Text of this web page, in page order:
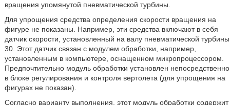
вращения упомянутой пневматической турбины.
Для упрощения средства определения скорости вращения на
фигуре не показаны. Например, эти средства включают в себя
датчик скорости, установленный на валу пневматической турбины
30. Этот датчик связан с модулем обработки, например,
установленным в компьютере, оснащенном микропроцессором.
Предпочтительно модуль обработки установлен непосредственно
в блоке регулирования и контроля вертолета (для упрощения на
фигурах не показан).
Согласно варианту выполнения, этот модуль обработки содержит